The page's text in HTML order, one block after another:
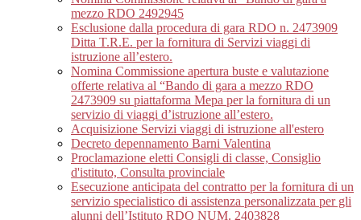
mezzo RDO 2492945
Esclusione dalla procedura di gara RDO n. 2473909
Ditta T.R.E. per la fornitura di Servizi viaggi di
istruzione all’estero.
Nomina Commissione apertura buste e valutazione
offerte relativa al “Bando di gara a mezzo RDO
2473909 su piattaforma Mepa per la fornitura di un
servizio di viaggi d’istruzione all’estero.
Acquisizione Servizi viaggi di istruzione all'estero
Decreto depennamento Barni Valentina
Proclamazione eletti Consigli di classe, Consiglio
d'istituto, Consulta provinciale
Esecuzione anticipata del contratto per la fornitura di un
servizio specialistico di assistenza personalizzata per gli
alunni dell’Istituto RDO NUM. 2403828